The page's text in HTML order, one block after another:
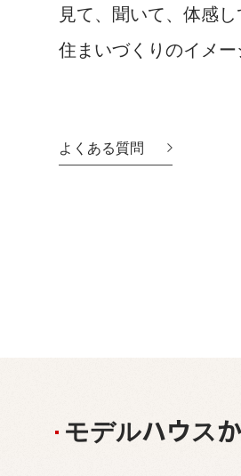
見て、聞いて、体感し
住まいづくりのイメ
よくある質問
モデルハウス